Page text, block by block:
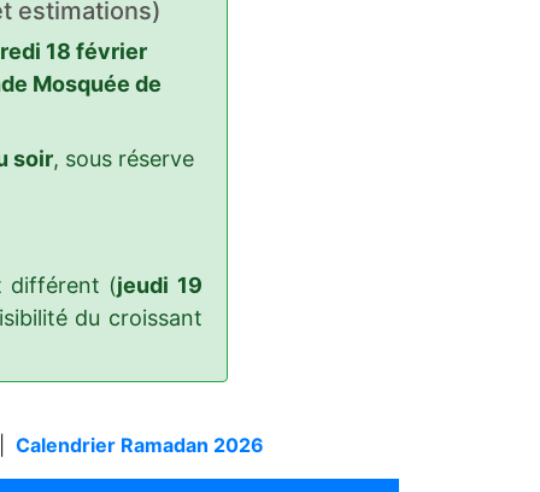
estimations)
18 février
Mosquée de
soir, sous réserve
différent (jeudi 19
du croissant
Calendrier Ramadan 2026